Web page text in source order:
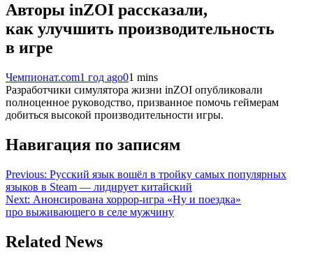
Авторы inZOI рассказали,
как улучшить производительность
в игре
Чемпионат.com1 год ago01 mins
Разработчики симулятора жизни inZOI опубликовали
полноценное руководство, призванное помочь геймерам
добиться высокой производительности игры.
Навигация по записям
Previous: Русский язык вошёл в тройку самых популярных
языков в Steam — лидирует китайский
Next: Анонсирована хоррор-игра «Ну и поездка»
про выживающего в селе мужчину
Related News